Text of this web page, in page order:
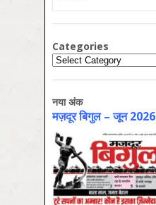
Categories
Categories
नया अंक
मज़दूर बिगुल – जून 2026